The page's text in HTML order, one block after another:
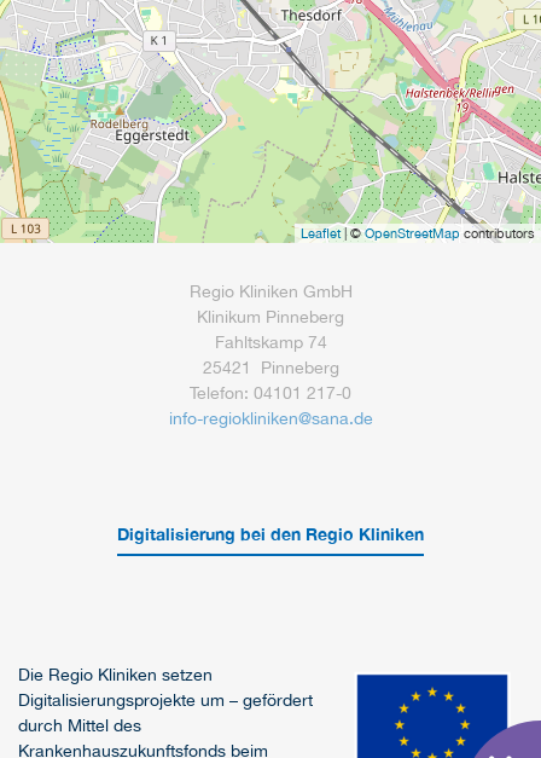
Leaflet| ©OpenStreetMap contributors
Regio Kliniken GmbH
Klinikum Pinneberg
Fahltskamp 74
25421 Pinneberg
Telefon: 04101 217-0
info-regiokliniken@sana.de
Digitalisierung bei den Regio Kliniken
Die Regio Kliniken setzen
Digitalisierungsprojekte um – gefördert
durch Mittel des
Krankenhauszukunftsfonds beim